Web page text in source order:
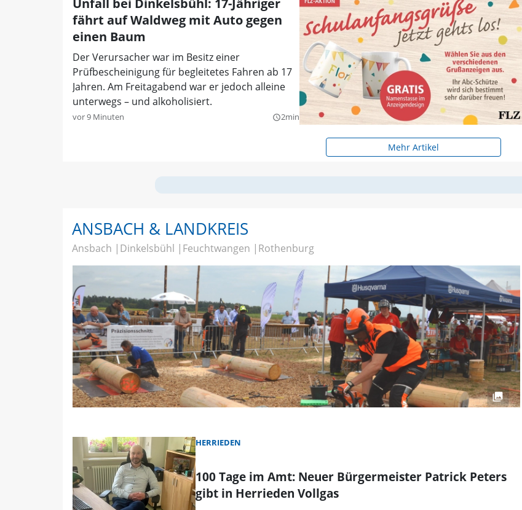
Unfall bei Dinkelsbühl: 17-Jähriger
fährt auf Waldweg mit Auto gegen
einen Baum
Der Verursacher war im Besitz einer
Prüfbescheinigung für begleitetes Fahren ab 17
Jahren. Am Freitagabend war er jedoch alleine
unterwegs – und alkoholisiert.
vor 9 Minuten query_builder2min
Mehr Artikel
ANSBACH & LANDKREIS
Ansbach Dinkelsbühl Feuchtwangen Rothenburg
HERRIEDEN
100 Tage im Amt: Neuer Bürgermeister Patrick Peters
gibt in Herrieden Vollgas